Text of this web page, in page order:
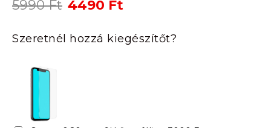
5990Ft Original
was:
5990 Ft.
4490 Ft
is:
4490 Ft.
Szeretnél hozzá kiegészítőt?